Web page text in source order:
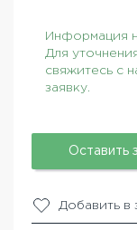
Информация
Для
свяжитесь с
заявку.
Оставить
Добавить в